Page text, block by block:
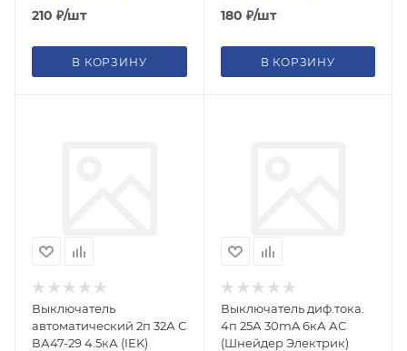
210 ₽/шт
В КОРЗИНУ
180 ₽/шт
В КОРЗИНУ
Выключатель
автоматический 2п 32А С
ВА47-29 4.5кА (IEK)
Выключатель диф.тока.
4п 25А 30mA 6кА АС
(Шнейдер Электрик)